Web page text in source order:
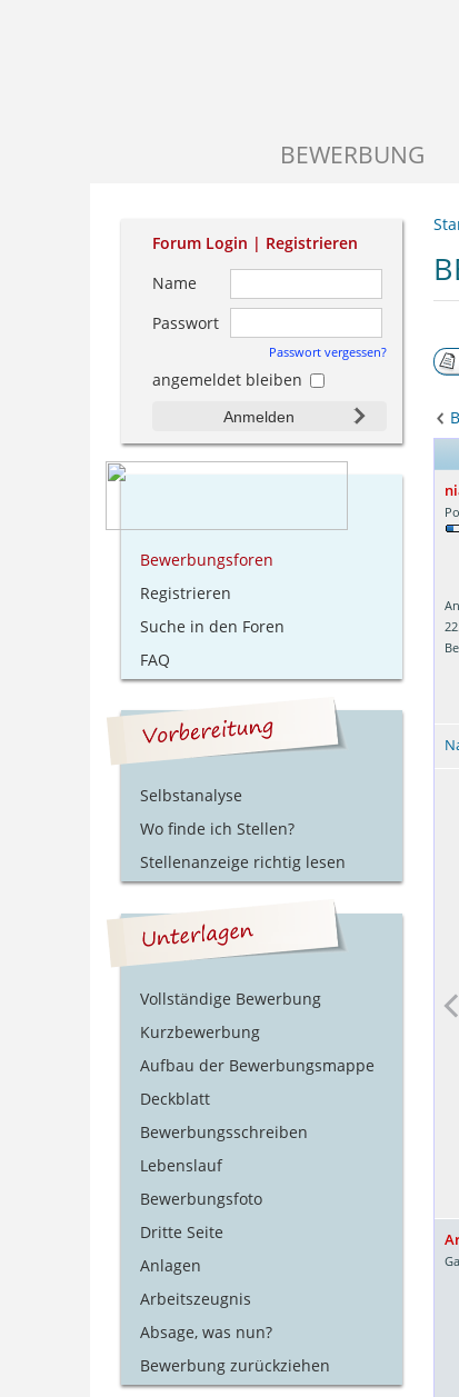
BEWERBUNG
Polizei
Forum Login | Registrieren
Name
Passwort
Passwort vergessen?
angemeldet bleiben
Anmelden
Bewerbungsforen
Registrieren
Suche in den Foren
FAQ
Selbstanalyse
Wo finde ich Stellen?
Stellenanzeige richtig lesen
Vollständige Bewerbung
Kurzbewerbung
Aufbau der Bewerbungsmappe
Deckblatt
Bewerbungsschreiben
Lebenslauf
Bewerbungsfoto
Dritte Seite
Anlagen
Arbeitszeugnis
Absage, was nun?
Bewerbung zurückziehen